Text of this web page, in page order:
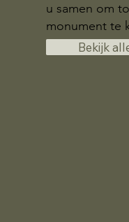
u samen om
monument te
Bekijk